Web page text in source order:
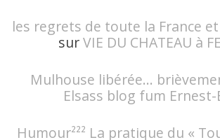
les regrets de toute la France
surVIE DU CHATEAU à
Mulhouse libérée…
Elsass blog fum Ernest-
Humour²²² La pratique du «